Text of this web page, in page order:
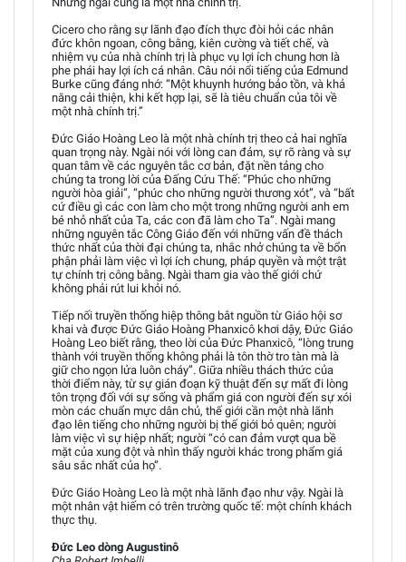
Cicero cho rằng sự lãnh đạo đích thực đòi hỏi các nhân
đức khôn ngoan, công bằng, kiên cường và tiết chế, và
nhiệm vụ của nhà chính trị là phục vụ lợi ích chung hơn là
phe phái hay lợi ích cá nhân. Câu nói nổi tiếng của Edmund
Burke cũng đáng nhớ: “Một khuynh hướng bảo tồn, và khả
năng cải thiện, khi kết hợp lại, sẽ là tiêu chuẩn của tôi về
một nhà chính trị.”
Đức Giáo Hoàng Leo là một nhà chính trị theo cả hai nghĩa
quan trọng này. Ngài nói với lòng can đảm, sự rõ ràng và sự
quan tâm về các nguyên tắc cơ bản, đặt nền tảng cho
chúng ta trong lời của Đấng Cứu Thế: “Phúc cho những
người hòa giải”, “phúc cho những người thương xót”, và “bất
cứ điều gì các con làm cho một trong những người anh em
bé nhỏ nhất của Ta, các con đã làm cho Ta”. Ngài mang
những nguyên tắc Công Giáo đến với những vấn đề thách
thức nhất của thời đại chúng ta, nhắc nhở chúng ta về bổn
phận phải làm việc vì lợi ích chung, pháp quyền và một trật
tự chính trị công bằng. Ngài tham gia vào thế giới chứ
không phải rút lui khỏi nó.
Tiếp nối truyền thống hiệp thông bắt nguồn từ Giáo hội sơ
khai và được Đức Giáo Hoàng Phanxicô khơi dậy, Đức Giáo
Hoàng Leo biết rằng, theo lời của Đức Phanxicô, “lòng trung
thành với truyền thống không phải là tôn thờ tro tàn mà là
giữ cho ngọn lửa luôn cháy”. Giữa nhiều thách thức của
thời điểm này, từ sự gián đoạn kỹ thuật đến sự mất đi lòng
tôn trọng đối với sự sống và phẩm giá con người đến sự xói
mòn các chuẩn mực dân chủ, thế giới cần một nhà lãnh
đạo lên tiếng cho những người bị thế giới bỏ quên; người
làm việc vì sự hiệp nhất; người “có can đảm vượt qua bề
mặt của xung đột và nhìn thấy người khác trong phẩm giá
sâu sắc nhất của họ”.
Đức Giáo Hoàng Leo là một nhà lãnh đạo như vậy. Ngài là
một nhân vật hiếm có trên trường quốc tế: một chính khách
thực thụ.
Đức Leo dòng Augustinô